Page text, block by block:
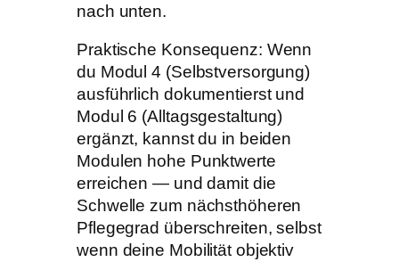
nach unten.
Praktische Konsequenz: Wenn
du Modul 4 (Selbstversorgung)
ausführlich dokumentierst und
Modul 6 (Alltagsgestaltung)
ergänzt, kannst du in beiden
Modulen hohe Punktwerte
erreichen — und damit die
Schwelle zum nächsthöheren
Pflegegrad überschreiten, selbst
wenn deine Mobilität objektiv